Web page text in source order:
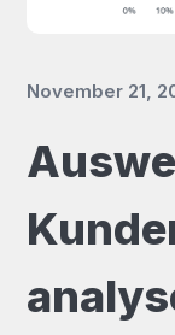
November 21,